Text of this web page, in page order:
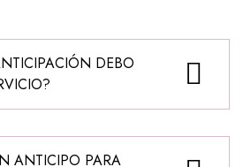
DEBO
ANTICIPO PARA